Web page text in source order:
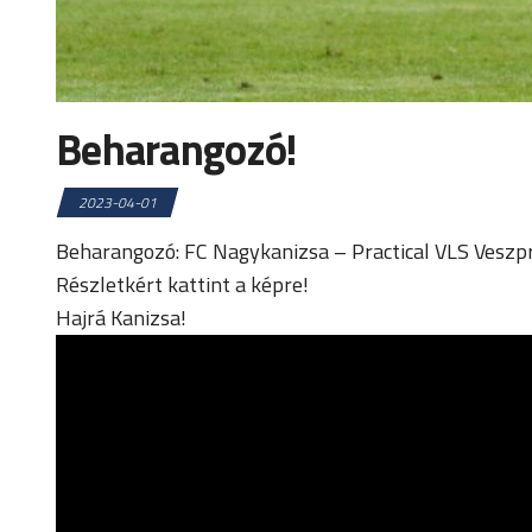
Beharangozó!
2023-04-01
Beharangozó: FC Nagykanizsa – Practical VLS
Részletkért kattint a képre!
Hajrá Kanizsa!